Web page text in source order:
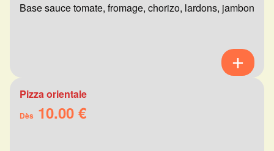
Base sauce tomate, fromage, chorizo, lardons, jambon
Pizza orientale
Dès 10.00 €